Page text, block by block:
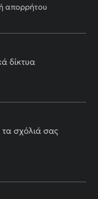
απορρήτου
δίκτυα
τα σχόλιά σας